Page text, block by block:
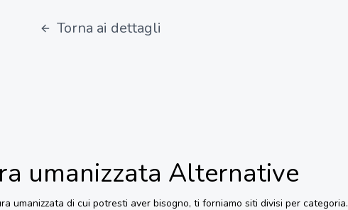
Torna ai dettagli
umanizzata Alternative
umanizzata di cui potresti aver bisogno, ti forniamo siti divisi per categoria.